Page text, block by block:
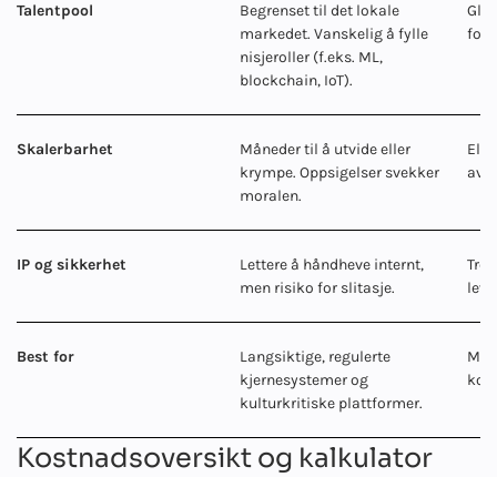
Talentpool
Begrenset til det lokale
markedet. Vanskelig å fylle
nisjeroller (f.eks. ML,
blockchain, IoT).
Skalerbarhet
Måneder til å utvide eller
krympe. Oppsigelser svekker
moralen.
av
IP og sikkerhet
Lettere å håndheve internt,
men risiko for slitasje.
Best for
Langsiktige, regulerte
kjernesystemer og
kulturkritiske plattformer.
Kostnadsoversikt og kalkulator